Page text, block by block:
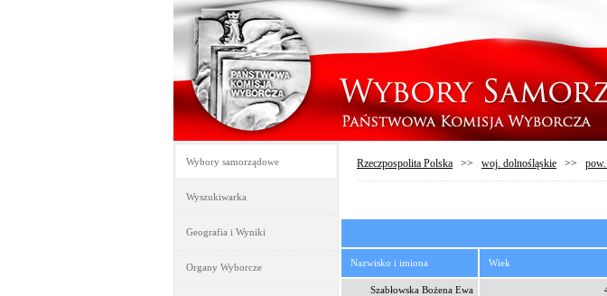
Wybory samorządowe
Wyszukiwarka
Geografia i Wyniki
Organy Wyborcze
Rzeczpospolita Polska >> woj. dolnośląskie >>
Nazwisko i imiona Wiek
Szabłowska Bożena Ewa